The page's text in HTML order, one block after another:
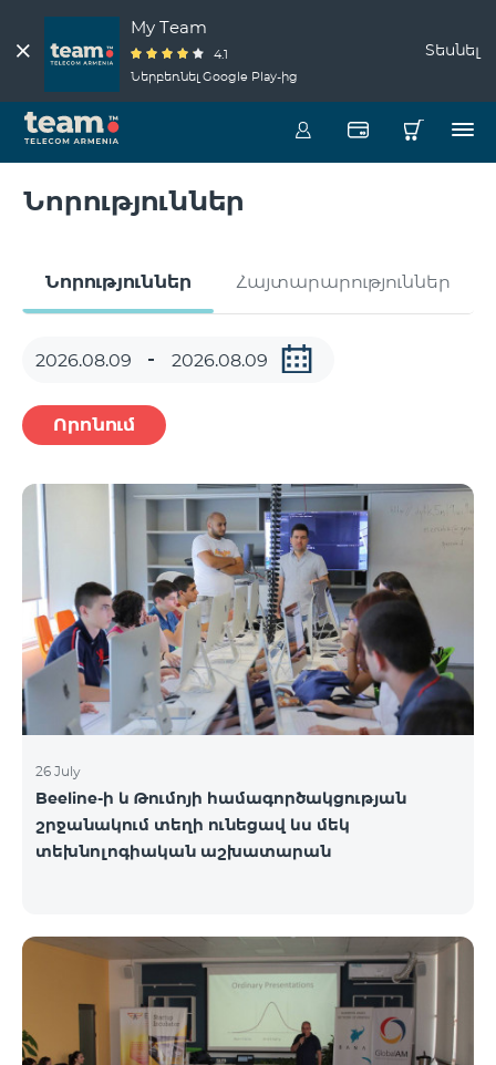
My Team
4.1
Ներբեռնել Google Play-ից
Տեսնել
Նորություններ
Նորություններ Հայտարարություններ
Որոնում
26 July
Beeline-ի և Թումոյի համագործակցության
շրջանակում տեղի ունեցավ ևս մեկ
տեխնոլոգիական աշխատարան